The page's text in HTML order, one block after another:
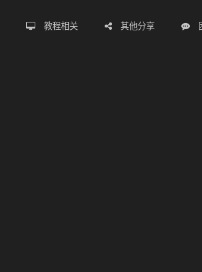
教程相关 其他分享